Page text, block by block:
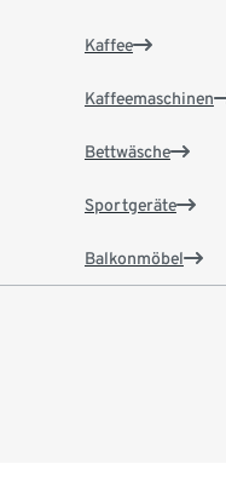
Kaffee
Kaffeemaschinen
Bettwäsche
Sportgeräte
Balkonmöbel